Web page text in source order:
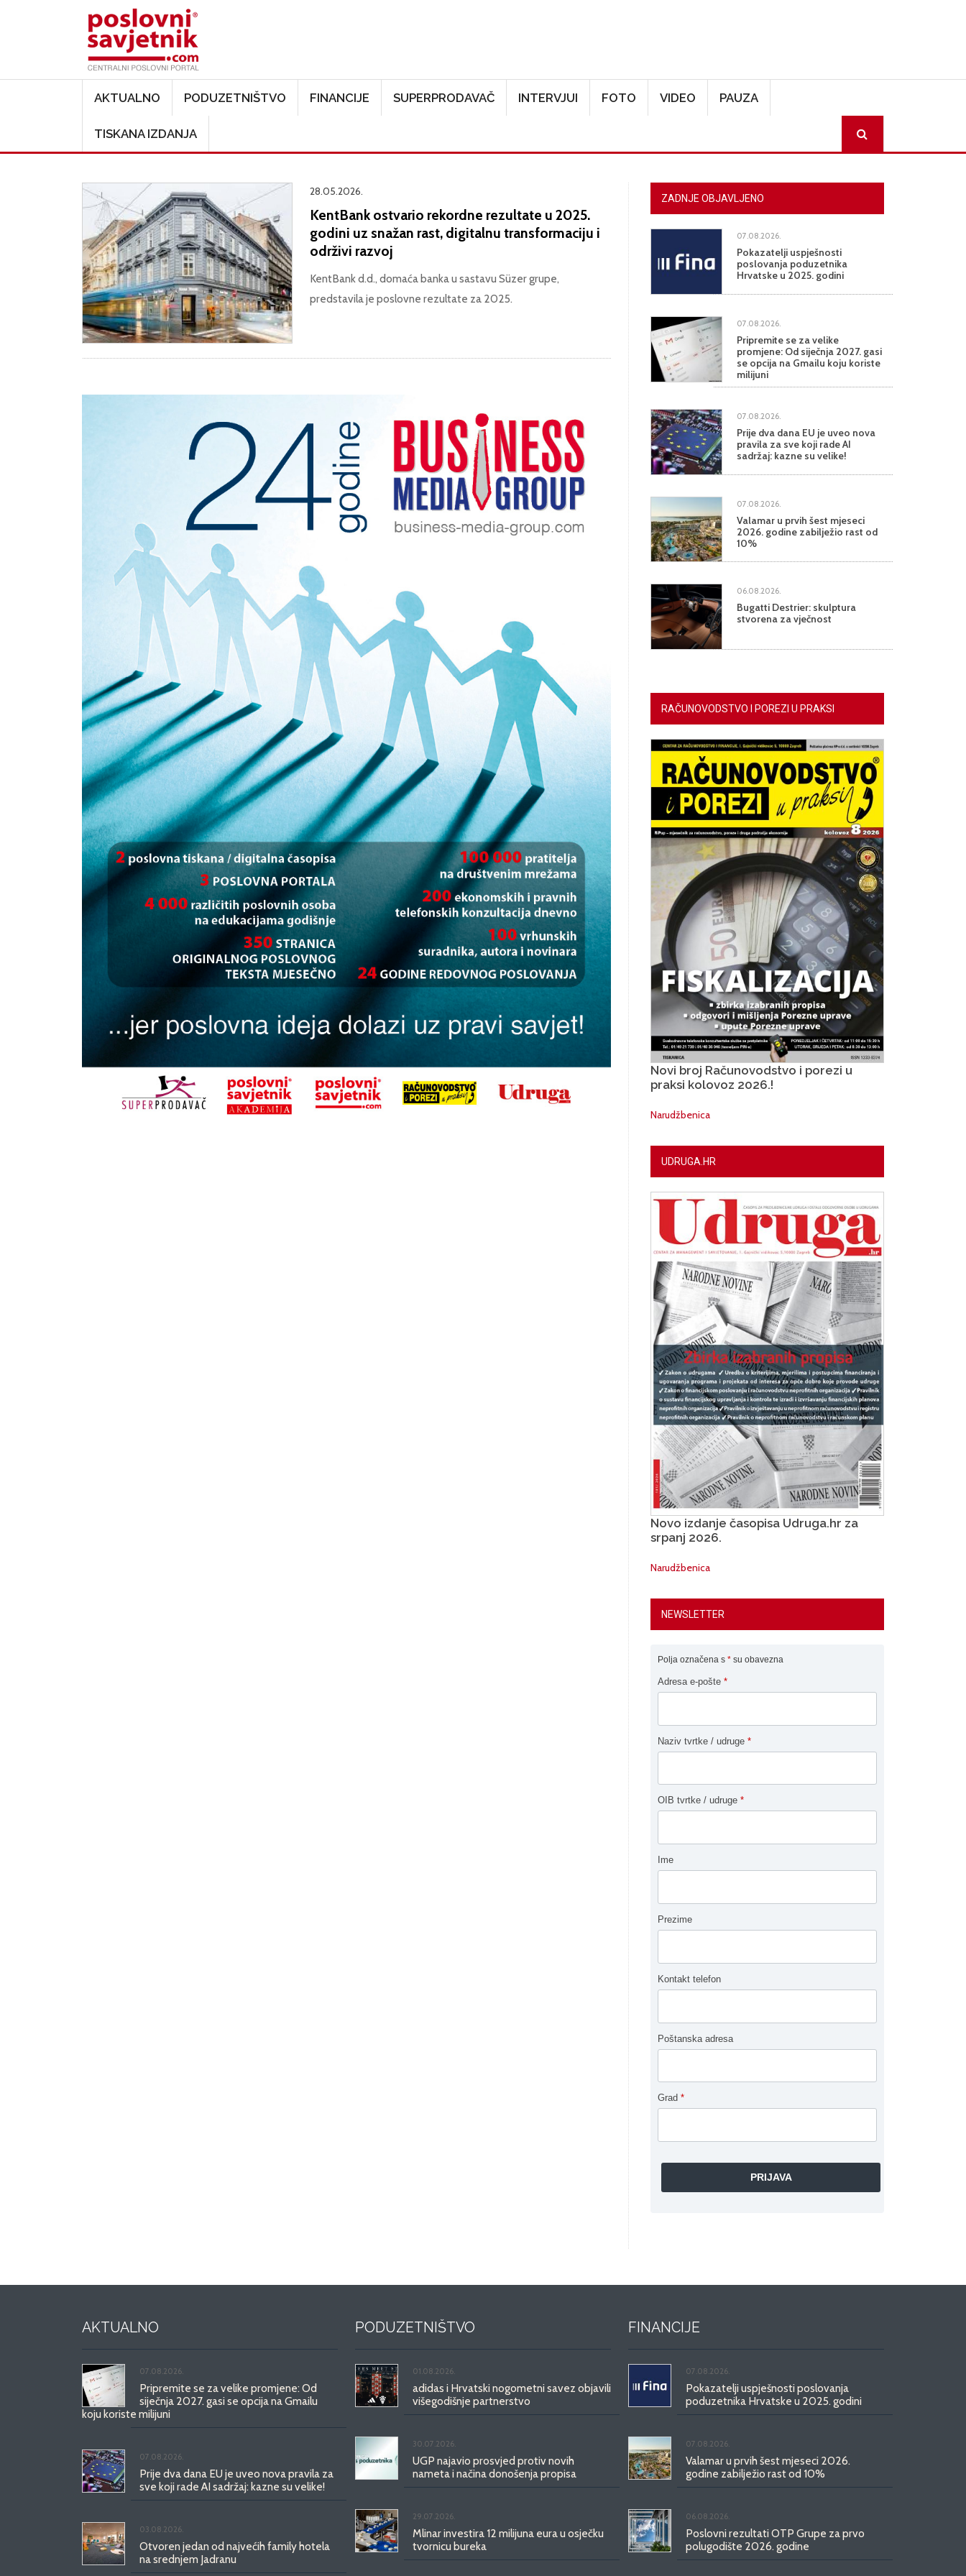
AKTUALNO PODUZETNIŠTVO FINANCIJE SUPERPRODAVAČ INTERVJUI FOTO VIDEO PAUZA
TISKANA IZDANJA
28.05.2026.
KentBank ostvario rekordne rezultate u 2025.
godini uz snažan rast, digitalnu transformaciju i
održivi razvoj
KentBank d.d., domaća banka u sastavu Süzer grupe,
predstavila je poslovne rezultate za 2025.
ZADNJE OBJAVLJENO
07.08.2026.
Pokazatelji uspješnosti
poslovanja poduzetnika
Hrvatske u 2025. godini
07.08.2026.
Pripremite se za velike
promjene: Od siječnja 2027. gasi
se opcija na Gmailu koju koriste
milijuni
07.08.2026.
Prije dva dana EU je uveo nova
pravila za sve koji rade AI
sadržaj: kazne su velike!
07.08.2026.
Valamar u prvih šest mjeseci
2026. godine zabilježio rast od
10%
06.08.2026.
Bugatti Destrier: skulptura
stvorena za vječnost
RAČUNOVODSTVO I POREZI U PRAKSI
Novi broj Računovodstvo i porezi u
praksi kolovoz 2026.!
Narudžbenica
UDRUGA.HR
Novo izdanje časopisa Udruga.hr za
srpanj 2026.
Narudžbenica
NEWSLETTER
Polja označena s * su obavezna
Adresa e-pošte *
Naziv tvrtke / udruge *
OIB tvrtke / udruge *
Ime
Prezime
Kontakt telefon
Poštanska adresa
Grad *
AKTUALNO
07.08.2026.
Pripremite se za velike promjene: Od
siječnja 2027. gasi se opcija na Gmailu
koju koriste milijuni
07.08.2026.
Prije dva dana EU je uveo nova pravila za
sve koji rade AI sadržaj: kazne su velike!
03.08.2026.
Otvoren jedan od najvećih family hotela
na srednjem Jadranu
PODUZETNIŠTVO
01.08.2026.
adidas i Hrvatski nogometni savez objavili
višegodišnje partnerstvo
30.07.2026.
UGP najavio prosvjed protiv novih
nameta i načina donošenja propisa
29.07.2026.
Mlinar investira 12 milijuna eura u osječku
tvornicu bureka
FINANCIJE
07.08.2026.
Pokazatelji uspješnosti poslovanja
poduzetnika Hrvatske u 2025. godini
07.08.2026.
Valamar u prvih šest mjeseci 2026.
godine zabilježio rast od 10%
06.08.2026.
Poslovni rezultati OTP Grupe za prvo
polugodište 2026. godine